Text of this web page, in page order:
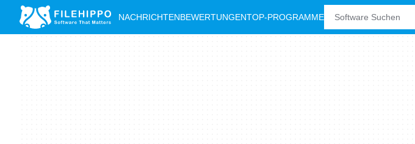
NACHRICHTENBEWERTUNGENTOP-PROGRAMME